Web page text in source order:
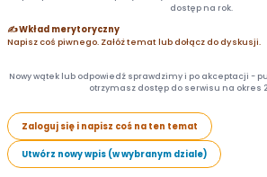
dostęp na rok.
✍️ Wkład merytoryczny
Napisz coś piwnego. Załóż temat lub dołącz do dyskusji.
Nowy wątek lub odpowiedź sprawdzimy i po akceptacji -
otrzymasz dostęp do serwisu na okres
Zaloguj się i napisz coś na ten temat
Utwórz nowy wpis (w wybranym dziale)